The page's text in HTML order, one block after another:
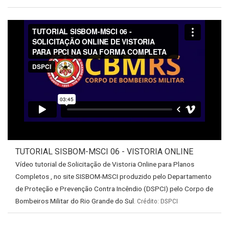
TUTORIAL SISBOM-MSCI 06 - VISTORIA ONLINE
Vídeo tutorial de Solicitação de Vistoria Online para Planos
Completos , no site SISBOM-MSCI produzido pelo Departamento
de Proteção e Prevenção Contra Incêndio (DSPCI) pelo Corpo de
Bombeiros Militar do Rio Grande do Sul. Crédito: DSPCI